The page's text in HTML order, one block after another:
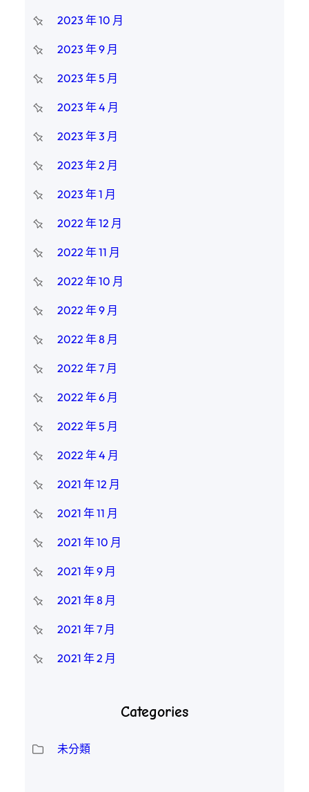
2023 年 10 月
2023 年 9 月
2023 年 5 月
2023 年 4 月
2023 年 3 月
2023 年 2 月
2023 年 1 月
2022 年 12 月
2022 年 11 月
2022 年 10 月
2022 年 9 月
2022 年 8 月
2022 年 7 月
2022 年 6 月
2022 年 5 月
2022 年 4 月
2021 年 12 月
2021 年 11 月
2021 年 10 月
2021 年 9 月
2021 年 8 月
2021 年 7 月
2021 年 2 月
Categories
未分類